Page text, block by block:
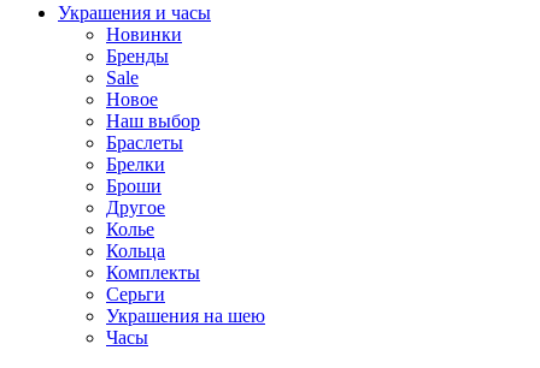
Украшения и часы
Новинки
Бренды
Sale
Новое
Наш выбор
Браслеты
Брелки
Броши
Другое
Колье
Кольца
Комплекты
Серьги
Украшения на шею
Часы